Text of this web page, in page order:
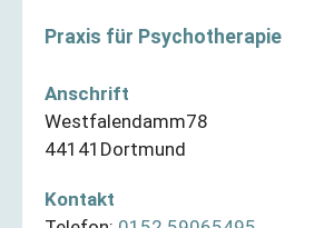
Praxis für Psychotherapie
Anschrift
Westfalendamm78
44141 Dortmund
Kontakt